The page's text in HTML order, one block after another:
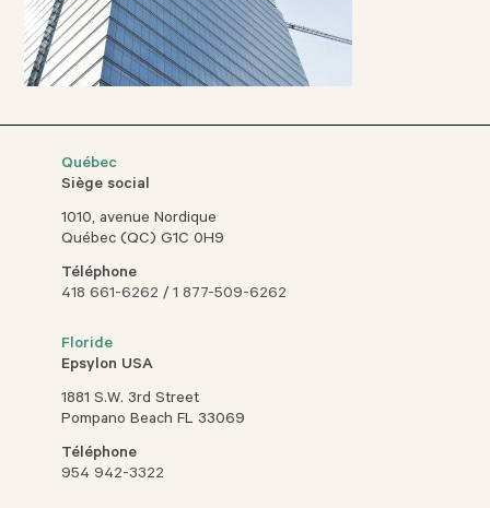
Québec
Siège social
1010, avenue Nordique
Québec (QC) G1C 0H9
Téléphone
418 661-6262 /1 877-509-6262
Floride
Epsylon USA
1881 S.W. 3rd Street
Pompano Beach FL 33069
Téléphone
954 942-3322